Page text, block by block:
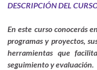
DESCRIPCIÓN DEL
En este curso conocerás
programas y proyectos,
herramientas que
seguimiento y evaluación.